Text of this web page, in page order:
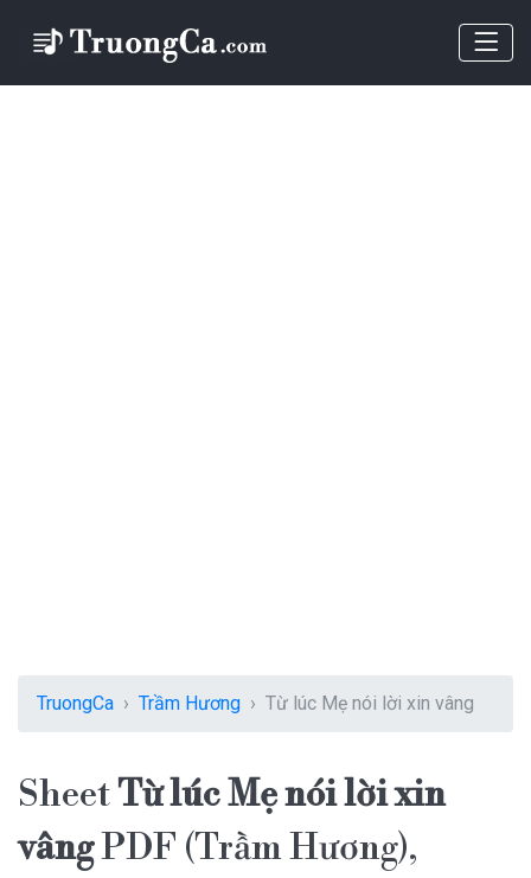
TruongCa Trầm Hương Từ lúc Mẹ nói lời xin vâng
SheetTừ lúc Mẹ nói lời xin
vângPDF (Trầm Hương),